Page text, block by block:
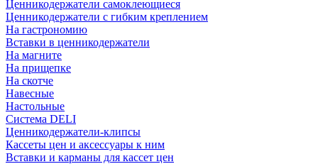
Ценникодержатели самоклеющиеся
Ценникодержатели с гибким креплением
На гастрономию
Вставки в ценникодержатели
На магните
На прищепке
На скотче
Навесные
Настольные
Система DELI
Ценникодержатели-клипсы
Кассеты цен и аксессуары к ним
Вставки и карманы для кассет цен